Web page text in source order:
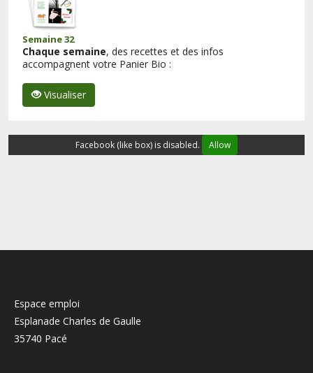
Semaine 32
Chaque semaine, des recettes et des infos
accompagnent votre Panier Bio :
Visualiser
Facebook (like box) is disabled. Allow
Espace emploi
Esplanade Charles de Gaulle
35740 Pacé